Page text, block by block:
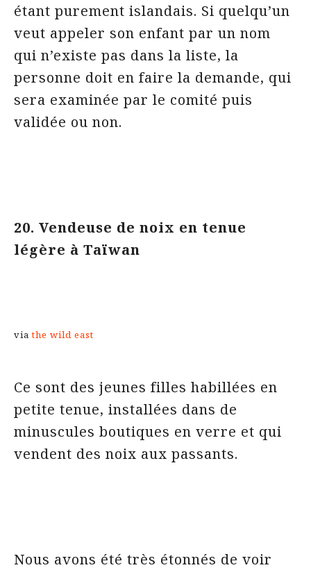
étant purement islandais. Si quelqu’un
veut appeler son enfant par un nom
qui n’existe pas dans la liste, la
personne doit en faire la demande, qui
sera examinée par le comité puis
validée ou non.
20. Vendeuse de noix en tenue
légère à Taïwan
viathe wild east
Ce sont des jeunes filles habillées en
petite tenue, installées dans de
minuscules boutiques en verre et qui
vendent des noix aux passants.
Nous avons été très étonnés de voir